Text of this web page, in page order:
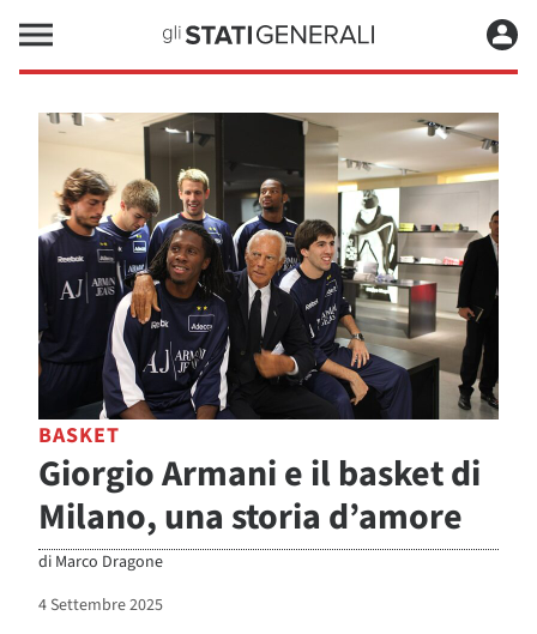
BASKET
Giorgio Armani e il basket di
Milano, una storia d’amore
di Marco Dragone
4 Settembre 2025